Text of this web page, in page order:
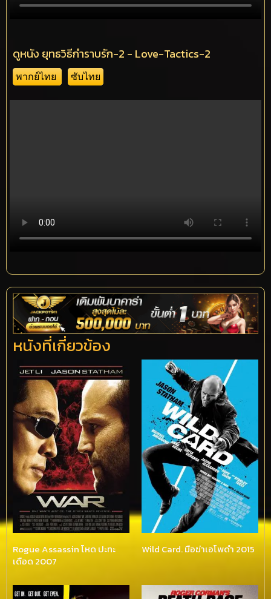
ดูหนัง ยุทธวิธีกำราบรัก-2 - Love-Tactics-2
พากย์ไทย ซับไทย
หนังที่เกี่ยวข้อง
Rogue Assassin โหด ปะทะ
เดือด 2007
Wild Card. มือฆ่าเอโพดำ 2015